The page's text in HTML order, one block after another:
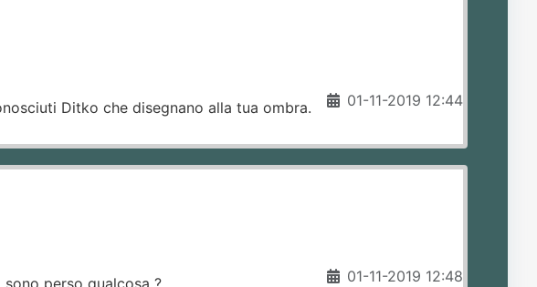
01-11-2019 12:44
Ditko che disegnano alla tua ombra.
01-11-2019 12:48
perso qualcosa ?